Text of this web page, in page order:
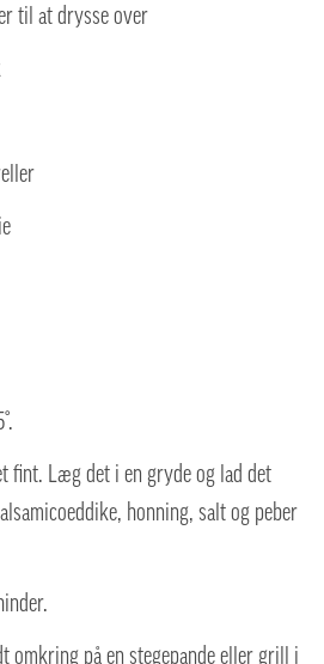
til at drysse over
fint. Læg det i en gryde og lad det
honning, salt og peber
omkring på en stegepande eller grill i